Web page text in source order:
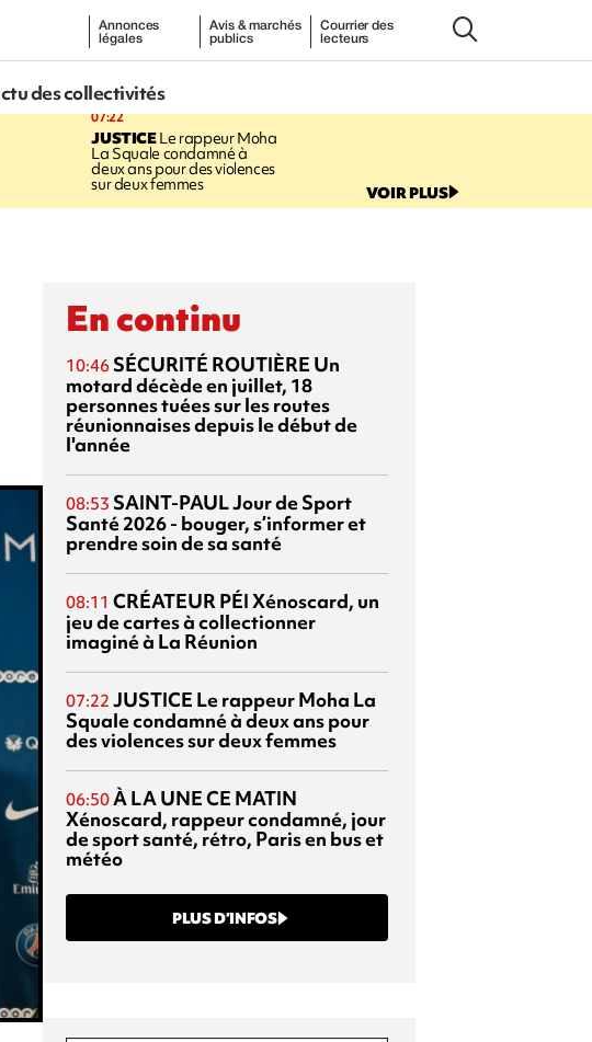
Annonces
légales
Avis & marchés
publics
Courrier des
lecteurs
des collectivités
07:22
JUSTICELe rappeur Moha
La Squale condamné à
deux ans pour des violences
sur deux femmes VOIR PLUS
En continu
10:46 SÉCURITÉ ROUTIÈRE Un
motard décède en juillet, 18
personnes tuées sur les routes
réunionnaises depuis le début de
l'année
08:53 SAINT-PAULJour de Sport
Santé 2026 - bouger, s’informer et
prendre soin de sa santé
08:11 CRÉATEUR PÉIXénoscard, un
jeu de cartes à collectionner
imaginé à La Réunion
07:22 JUSTICE Le rappeur Moha La
Squale condamné à deux ans pour
des violences sur deux femmes
06:50À LA UNE CE MATIN
Xénoscard, rappeur condamné, jour
de sport santé, rétro, Paris en bus et
météo
PLUS D’INFOS